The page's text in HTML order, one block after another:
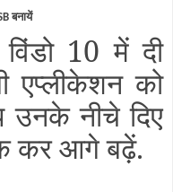
बनायें
10 में दी
एप्लीकेशन को
उनके नीचे दिए
कर आगे बढ़ें.